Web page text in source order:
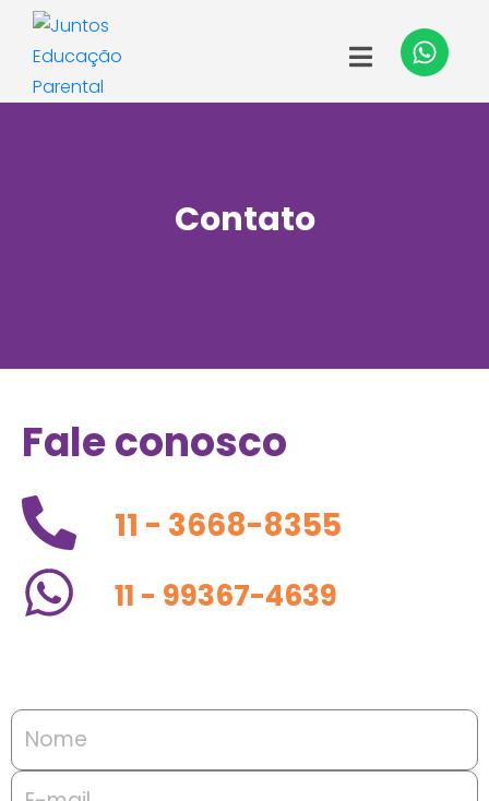
Contato
Fale conosco
11 - 3668-8355
11 - 99367-4639